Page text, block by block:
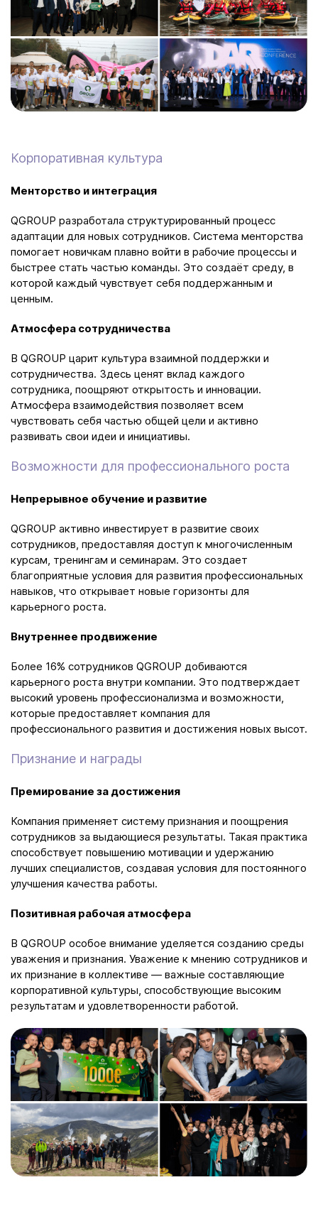
Корпоративная культура
Менторство и интеграция
QGROUP разработала структурированный процесс
адаптации для новых сотрудников. Система менторства
помогает новичкам плавно войти в рабочие процессы и
быстрее стать частью команды. Это создаёт среду, в
которой каждый чувствует себя поддержанным и
ценным.
Атмосфера сотрудничества
В QGROUP царит культура взаимной поддержки и
сотрудничества. Здесь ценят вклад каждого
сотрудника, поощряют открытость и инновации.
Атмосфера взаимодействия позволяет всем
чувствовать себя частью общей цели и активно
развивать свои идеи и инициативы.
Возможности для профессионального роста
Непрерывное обучение и развитие
QGROUP активно инвестирует в развитие своих
сотрудников, предоставляя доступ к многочисленным
курсам, тренингам и семинарам. Это создает
благоприятные условия для развития профессиональных
навыков, что открывает новые горизонты для
карьерного роста.
Внутреннее продвижение
Более 16% сотрудников QGROUP добиваются
карьерного роста внутри компании. Это подтверждает
высокий уровень профессионализма и возможности,
которые предоставляет компания для
профессионального развития и достижения новых высот.
Признание и награды
Премирование за достижения
Компания применяет систему признания и поощрения
сотрудников за выдающиеся результаты. Такая практика
способствует повышению мотивации и удержанию
лучших специалистов, создавая условия для постоянного
улучшения качества работы.
Позитивная рабочая атмосфера
В QGROUP особое внимание уделяется созданию среды
уважения и признания. Уважение к мнению сотрудников и
их признание в коллективе — важные составляющие
корпоративной культуры, способствующие высоким
результатам и удовлетворенности работой.